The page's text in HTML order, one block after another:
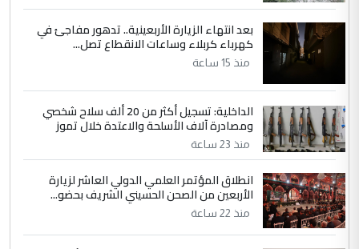
بعد انتهاء الزيارة الأربعينية.. تدهور مفاجئ في
كهرباء كربلاء وساعات الانقطاع تصل...
منذ 15 ساعة
الداخلية: تسجيل أكثر من 20 ألف سلاح شخصي
ومصادرة آلاف الأسلحة والاعتدة خلال تموز
منذ 23 ساعة
انطلاق المؤتمر العلمي الدولي العاشر لزيارة
الأربعين من الصحن الحسيني الشريف بحضو...
منذ 22 ساعة